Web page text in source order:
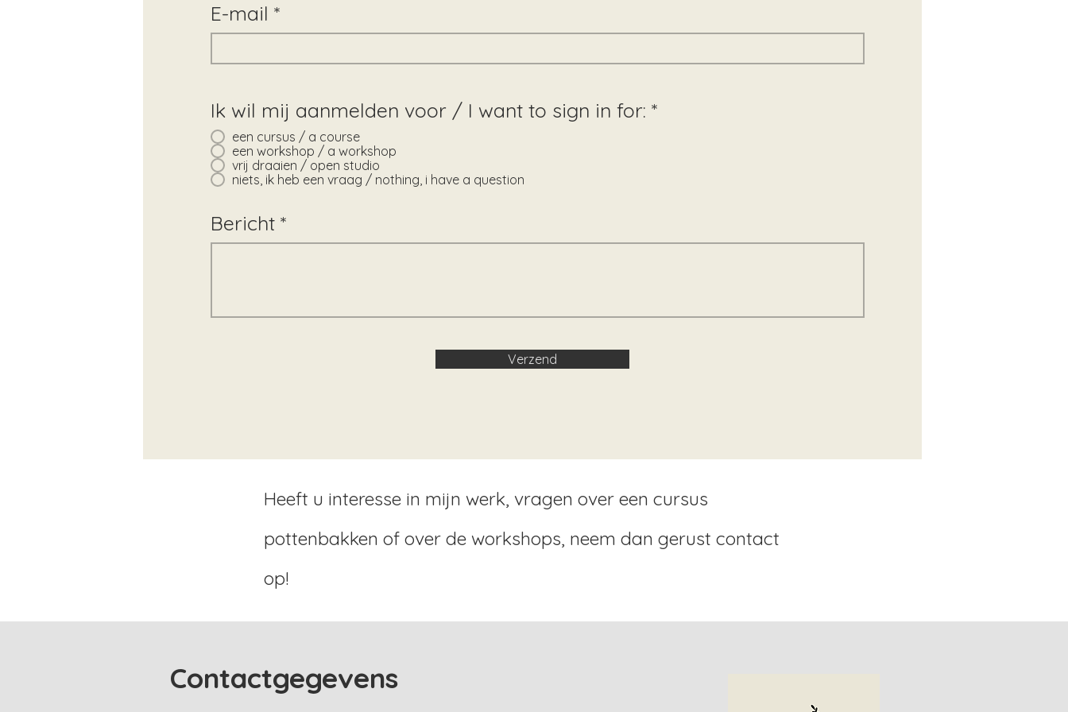
E-mail
Ik wil mij aanmelden voor / I want to sign in for: *
een cursus / a course
een workshop / a workshop
vrij draaien / open studio
niets, ik heb een vraag / nothing, i have a question
Bericht
Verzend
Heeft u interesse in mijn werk, vragen over een cursus
pottenbakken of over de workshops, neem dan gerust contact
op!
Contactgegevens